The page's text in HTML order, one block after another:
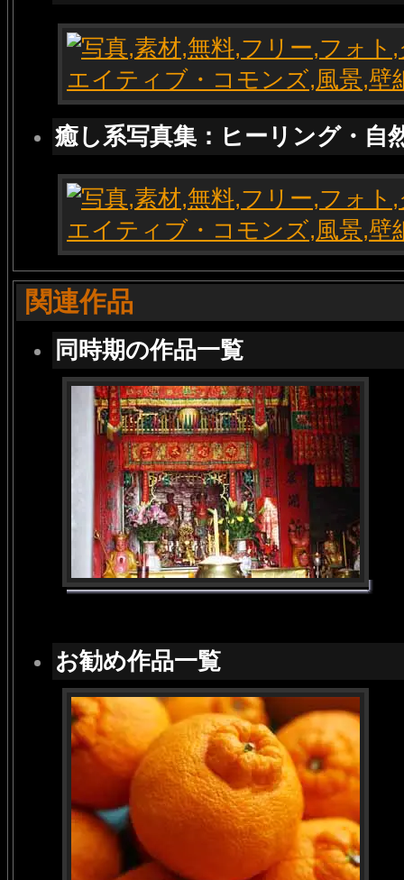
癒し系写真集：ヒーリング・自
関連作品
同時期の作品一覧
お勧め作品一覧